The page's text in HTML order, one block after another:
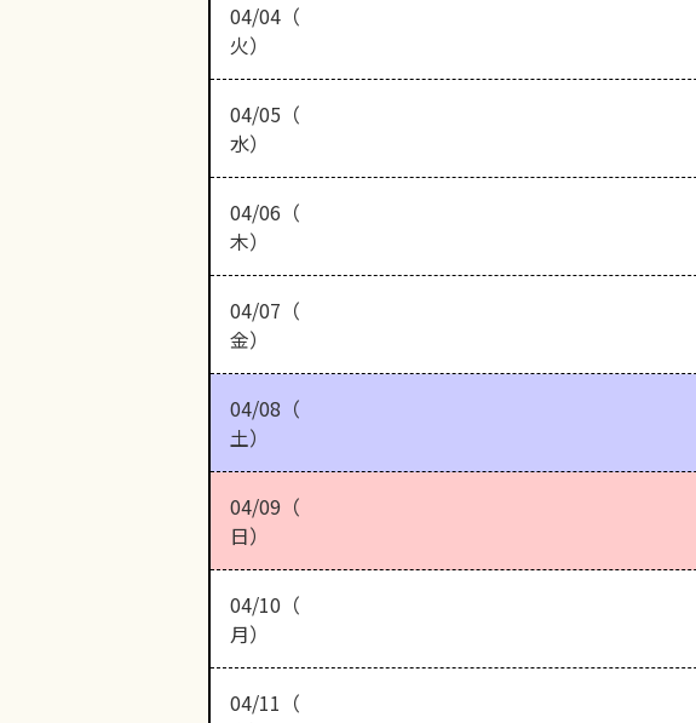
04/04（
火）
04/05（
水）
04/06（
木）
04/07（
金）
04/08（
土）
04/09（
日）
04/10（
月）
04/11（